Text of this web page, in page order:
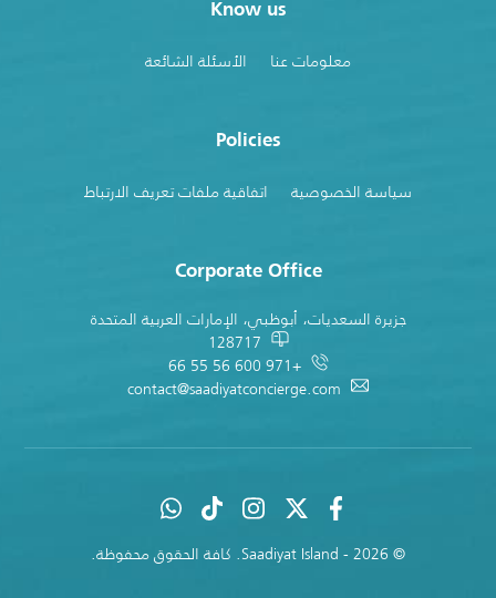
Know us
معلومات عنا الأسئلة الشائعة
Policies
سياسة الخصوصية اتفاقية ملفات تعريف الارتباط
Corporate Office
جزيرة السعديات، أبوظبي، الإمارات العربية المتحدة
+971 600 56 55 66
contact@saadiyatconcierge.com
© 2026 - Saadiyat Island. كافة الحقوق محفوظة.